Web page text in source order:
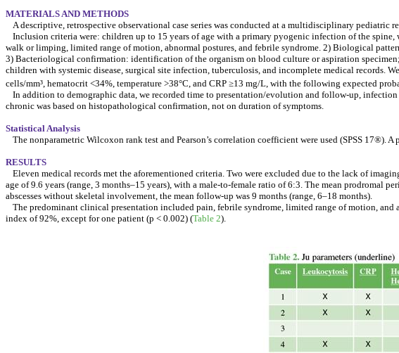
MATERIALS AND METHODS
A descriptive, retrospective observational case series was conducted at a multidisciplinary
Inclusion criteria were: children up to 15 years of age with a primary pyogenic infection of the
walk or limping, limited range of motion, abnormal postures, and febrile syndrome. 2) Biological
3) Bacteriological confirmation: identification of the organism on blood culture or aspiration
children with systemic disease, surgical site infection, tuberculosis, and incomplete medical records.
cells/mm³, hematocrit <34%, temperature >38°C, and CRP ≥13 mg/L, with the following expected
In addition to demographic data, we recorded time to presentation/evolution and follow-up,
chronic was based on histopathological confirmation, not on duration of symptoms.
Statistical Analysis
The nonparametric Wilcoxon rank test and Pearson’s correlation coefficient were used (SPSS 17®).
RESULTS
Eleven medical records met the aforementioned criteria. Two were excluded due to the lack of
age of 9.6 years (range, 3 months–15 years), with a male-to-female ratio of 6:3. The mean prodromal
abscesses without skeletal involvement, the mean follow-up was 9 months (range, 6–18 months).
The predominant clinical presentation included pain, febrile syndrome, limited range of motion,
index of 92%, except for one patient (p < 0.002) (Table 2).